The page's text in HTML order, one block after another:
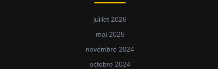
juillet 2026
mai 2025
novembre 2024
octobre 2024